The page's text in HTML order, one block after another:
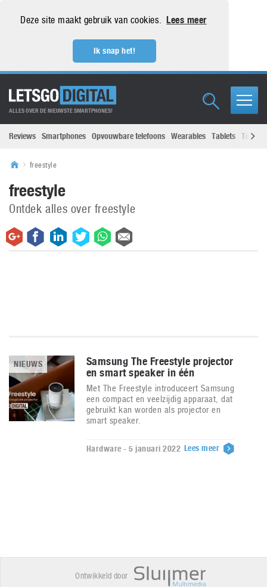
Deze site maakt gebruik van cookies. Lees meer
Ik snap het!
ALLES OVER DE NIEUWSTE SMARTPHONES!
Reviews Smartphones Opvouwbare telefoons Wearables Tablets
freestyle
freestyle
Ontdek alles over freestyle
NIEUWS
Samsung The Freestyle projector
en smart speaker in één
Met The Freestyle introduceert Samsung
een compact en veelzijdig apparaat, dat
gebruikt kan worden als projector en
smart speaker.
Hardware - 5 januari 2022 Lees meer
Ontwikkeld door